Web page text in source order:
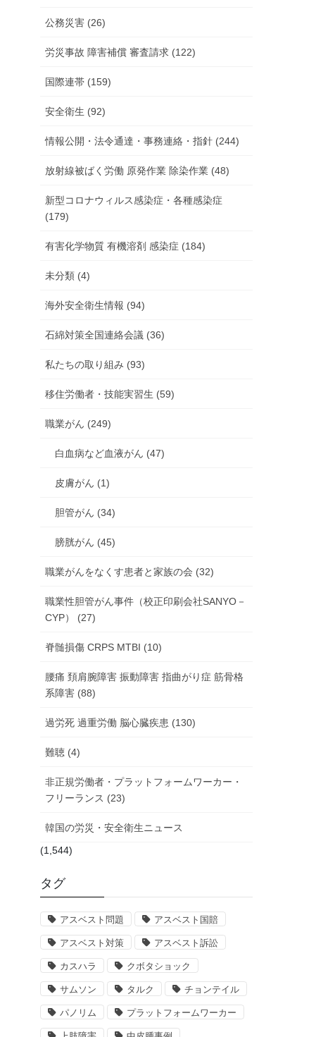
公務災害 (26)
労災事故 障害補償 審査請求 (122)
国際連帯 (159)
安全衛生 (92)
情報公開・法令通達・事務連絡・指針 (244)
放射線被ばく労働 原発作業 除染作業 (48)
新型コロナウィルス感染症・各種感染症
(179)
有害化学物質 有機溶剤 感染症 (184)
未分類 (4)
海外安全衛生情報 (94)
石綿対策全国連絡会議 (36)
私たちの取り組み (93)
移住労働者・技能実習生 (59)
職業がん (249)
白血病など血液がん (47)
皮膚がん (1)
胆管がん (34)
膀胱がん (45)
職業がんをなくす患者と家族の会 (32)
職業性胆管がん事件（校正印刷会社SANYO－
CYP） (27)
脊髄損傷 CRPS MTBI (10)
腰痛 頚肩腕障害 振動障害 指曲がり症 筋骨格
系障害 (88)
過労死 過重労働 脳心臓疾患 (130)
難聴 (4)
非正規労働者・プラットフォームワーカー・
フリーランス (23)
韓国の労災・安全衛生ニュース
(1,544)
タグ
アスベスト問題 アスベスト国賠
アスベスト対策 アスベスト訴訟
カスハラ クボタショック
サムソン タルク チョンテイル
パノリム プラットフォームワーカー